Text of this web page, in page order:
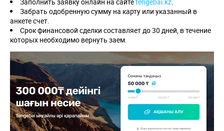
Забрать одобренную сумму на карту или указанный в
анкете счет.
Срок финансовой сделки составляет до 30 дней, в течение
которых необходимо вернуть заем.